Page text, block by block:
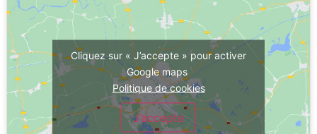
Cliquez sur « J’accepte » pour activer
Google maps
Politique de cookies
J’accepte